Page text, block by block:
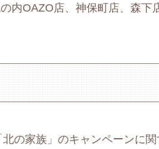
内OAZO店、神保町店、森下
の家族」のキャンペーンに